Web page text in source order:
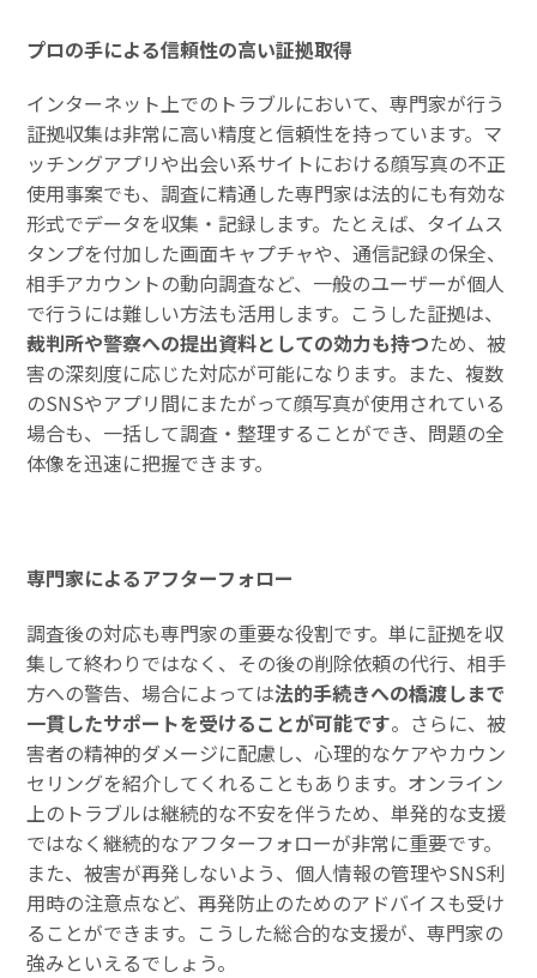
プロの手による信頼性の高い証拠取得
インターネット上でのトラブルにおいて、専門家が行う
証拠収集は非常に高い精度と信頼性を持っています。マ
ッチングアプリや出会い系サイトにおける顔写真の不正
使用事案でも、調査に精通した専門家は法的にも有効な
形式でデータを収集・記録します。たとえば、タイムス
タンプを付加した画面キャプチャや、通信記録の保全、
相手アカウントの動向調査など、一般のユーザーが個人
で行うには難しい方法も活用します。こうした証拠は、
裁判所や警察への提出資料としての効力も持つため、被
害の深刻度に応じた対応が可能になります。また、複数
のSNSやアプリ間にまたがって顔写真が使用されている
場合も、一括して調査・整理することができ、問題の全
体像を迅速に把握できます。
専門家によるアフターフォロー
調査後の対応も専門家の重要な役割です。単に証拠を収
集して終わりではなく、その後の削除依頼の代行、相手
方への警告、場合によっては法的手続きへの橋渡しまで
一貫したサポートを受けることが可能です。さらに、被
害者の精神的ダメージに配慮し、心理的なケアやカウン
セリングを紹介してくれることもあります。オンライン
上のトラブルは継続的な不安を伴うため、単発的な支援
ではなく継続的なアフターフォローが非常に重要です。
また、被害が再発しないよう、個人情報の管理やSNS利
用時の注意点など、再発防止のためのアドバイスも受け
ることができます。こうした総合的な支援が、専門家の
強みといえるでしょう。